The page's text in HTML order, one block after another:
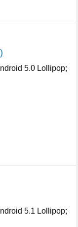
5.0 Lollipop;
5.1 Lollipop;